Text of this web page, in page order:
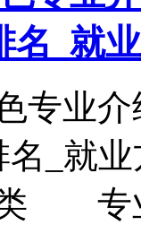
名_就
专业
名_
专